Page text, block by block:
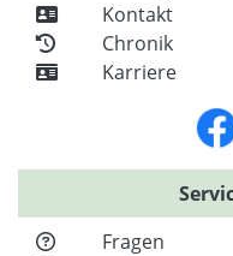
Kontakt
Chronik
Karriere
Fragen